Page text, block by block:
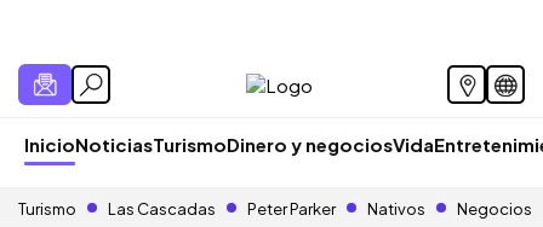
InicioNoticiasTurismoDinero y negociosVida
Turismo Las Cascadas Peter Parker Nativos Negocios